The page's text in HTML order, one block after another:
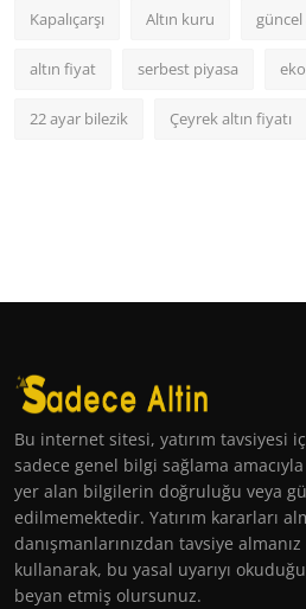
Kapalıçarşı Altın kuru güncel
altın fiyat serbest piyasa
22 ayar bilezik Çeyrek altın fiyatı
Bu internet sitesi, yatırım tavsiyesi
sadece genel bilgi sağlama
yer alan bilgilerin doğruluğu veya
edilmemektedir. Yatırım kararları
danışmanlarınızdan tavsiye
kullanarak, bu yasal uyarıyı
beyan etmiş olursunuz.